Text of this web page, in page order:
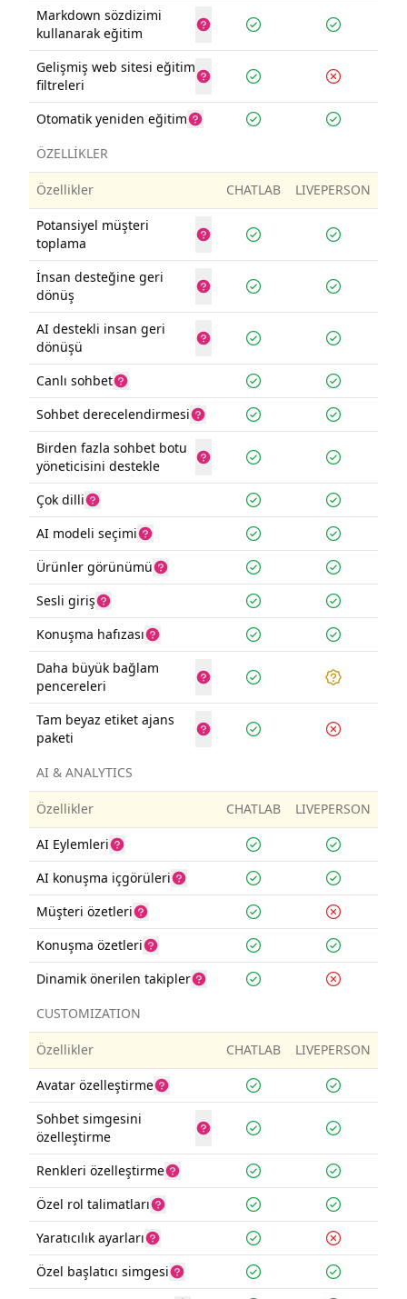
Markdown sözdizimi
kullanarak eğitim
Gelişmiş web sitesi eğitim
filtreleri
Otomatik yeniden eğitim
ÖZELLİKLER
Özellikler CHATLAB LIVEPERSON
Potansiyel müşteri
toplama
İnsan desteğine geri
dönüş
AI destekli insan geri
dönüşü
Canlı sohbet
Sohbet derecelendirmesi
Birden fazla sohbet botu
yöneticisini destekle
Çok dilli
AI modeli seçimi
Ürünler görünümü
Sesli giriş
Konuşma hafızası
Daha büyük bağlam
pencereleri
Tam beyaz etiket ajans
paketi
AI & ANALYTICS
Özellikler CHATLAB LIVEPERSON
AI Eylemleri
AI konuşma içgörüleri
Müşteri özetleri
Konuşma özetleri
Dinamik önerilen takipler
CUSTOMIZATION
Özellikler CHATLAB LIVEPERSON
Avatar özelleştirme
Sohbet simgesini
özelleştirme
Renkleri özelleştirme
Özel rol talimatları
Yaratıcılık ayarları
Özel başlatıcı simgesi